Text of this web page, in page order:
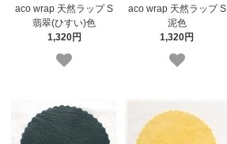
aco wrap 天然ラップ S
翡翠(ひすい)色
1,320円
aco wrap 天然ラップ S
泥色
1,320円